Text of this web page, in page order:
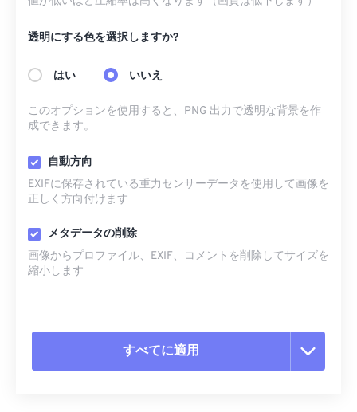
透明にする色を選択しますか?
はい いいえ
このオプションを使用すると、PNG 出力で透明な背景を作
成できます。
自動方向
EXIFに保存されている重力センサーデータを使用して画像を
正しく方向付けます
メタデータの削除
画像からプロファイル、EXIF、コメントを削除してサイズを
縮小します
すべてに適用